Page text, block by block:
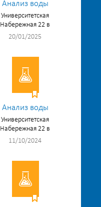
Анализ воды
Университетская
Набережная 22 в
20/01/2025
Анализ воды
Университетская
Набережная 22 в
11/10/2024